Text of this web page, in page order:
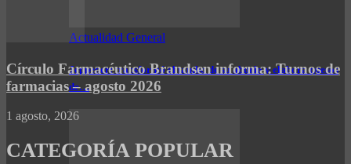
Actualidad General
Jeppener: transformó el tambo de su abuelo y elabora quesos
de…
Círculo Farmacéutico Brandsen informa: Turnos de
farmacias – agosto 2026
1 agosto, 2026
CATEGORÍA POPULAR